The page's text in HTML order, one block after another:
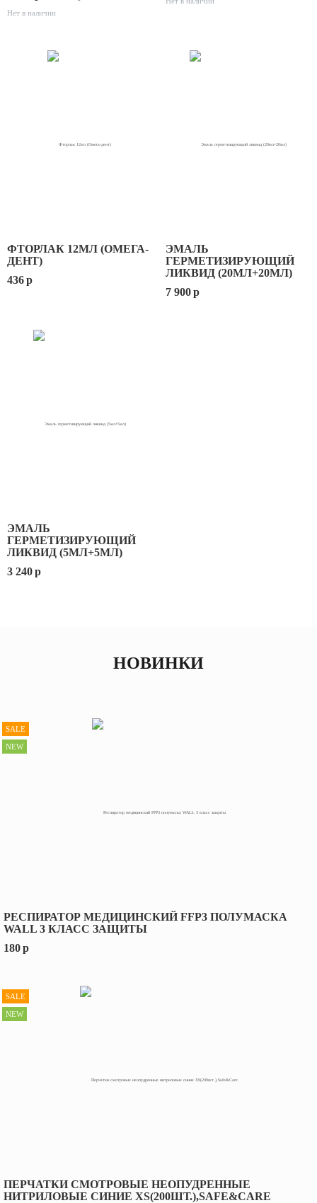
Нет в наличии
ФТОРЛАК 12МЛ (ОМЕГА-
ДЕНТ)
436p
ЭМАЛЬ
ГЕРМЕТИЗИРУЮЩИЙ
ЛИКВИД (20МЛ+20МЛ)
7 900p
ЭМАЛЬ
ГЕРМЕТИЗИРУЮЩИЙ
ЛИКВИД (5МЛ+5МЛ)
3 240p
НОВИНКИ
РЕСПИРАТОР МЕДИЦИНСКИЙ FFP3 ПОЛУМАСКА
WALL 3 КЛАСС ЗАЩИТЫ
180p
SALE
NEW
ПЕРЧАТКИ СМОТРОВЫЕ НЕОПУДРЕННЫЕ
НИТРИЛОВЫЕ СИНИЕ XS(200ШТ.),SAFE&CARE
SALE
NEW